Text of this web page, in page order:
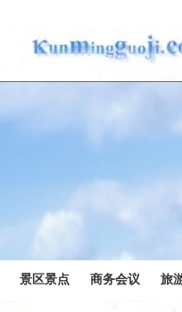
景区景点 商务会议 旅